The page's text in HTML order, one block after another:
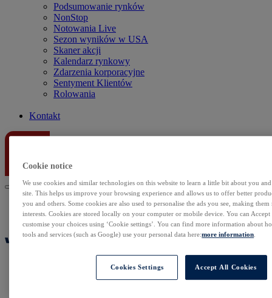
Podsumowanie rynków
NonStop
Notowania Live
Sezon wyników w USA
Skaner akcji
Kalendarz rynkowy
Zdarzenia korporacyjne
Sentyment Klientów
Rolowania
Kontakt
Cookie notice
We use cookies and similar technologies on this website to learn a little bit about you
site. This helps us improve your browsing experience and allows us to offer better
you and others. Some cookies are also used to personalise the ads you see, making
interests. Cookies are stored locally on your computer or mobile device. You can
customise your choices using ‘Cookie settings’. You can find more information about
tools and services (such as Google) use your personal data here:more information
Cookies Settings Accept All Cookies